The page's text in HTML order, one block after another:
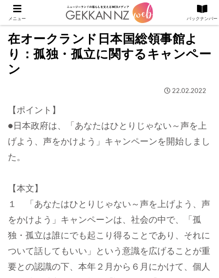
在オークランド日本国総領事館よ
り：孤独・孤立に関するキャンペー
ン
22.02.2022
【ポイント】
●日本政府は、「あなたはひとりじゃない～声を上
げよう、声をかけよう」キャンペーンを開始しまし
た。
【本文】
１ 「あなたはひとりじゃない～声を上げよう、声
をかけよう」キャンペーンは、社会の中で、「孤
独・孤立は誰にでも起こり得ることであり、それに
ついて話してもいい」という意識を広げることが重
要との認識の下、本年２月から６月にかけて、個人
メニュー バックナンバー